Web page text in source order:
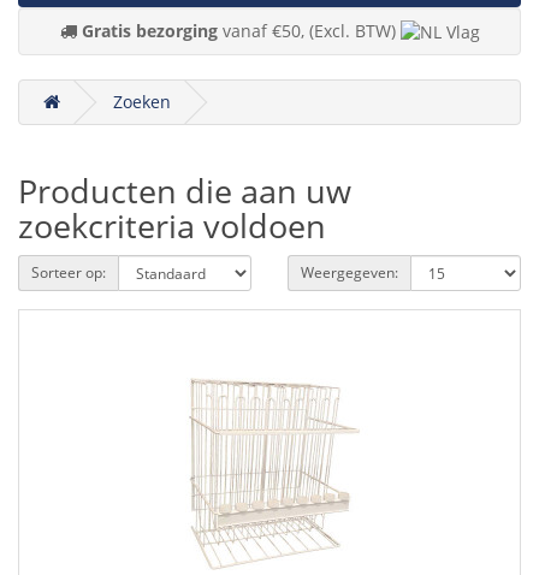
Gratis bezorgingvanaf €50, (Excl. BTW)
Zoeken
Producten die aan uw
zoekcriteria voldoen
Sorteer op: Weergegeven: